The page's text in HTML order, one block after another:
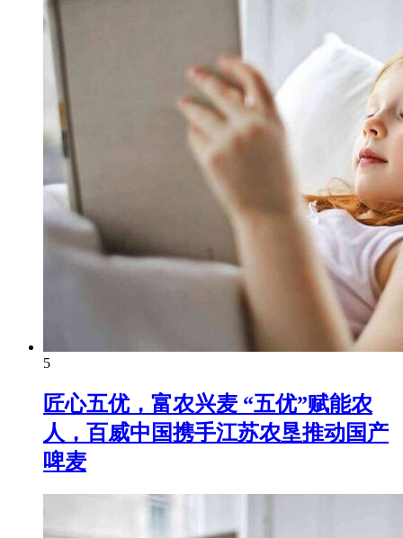
5
匠心五优，富农兴麦 “五优”赋能农
人，百威中国携手江苏农垦推动国产
啤麦